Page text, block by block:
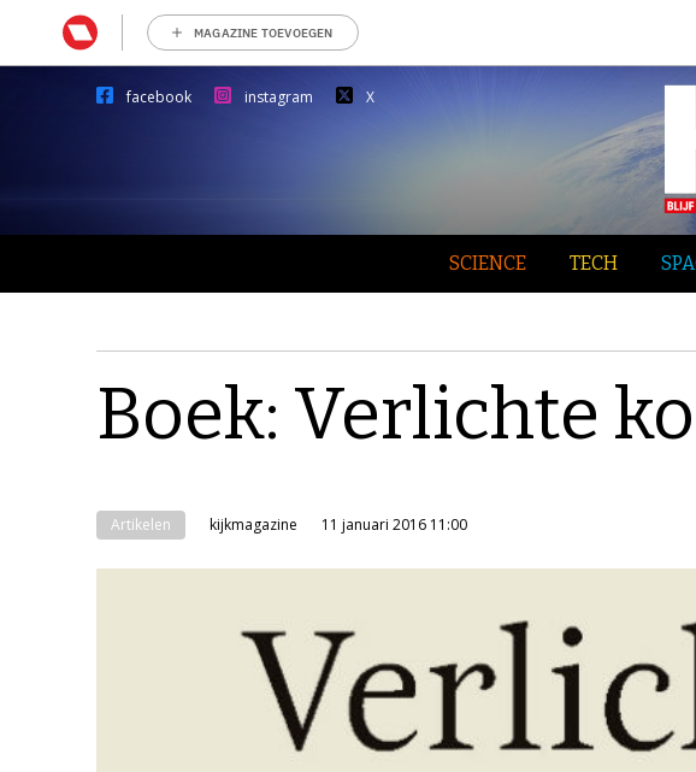
MAGAZINE TOEVOEGEN
facebook instagram X
SCIENCE TECH
Boek: Verlichte
Artikelen kijkmagazine 11 januari 2016 11:00